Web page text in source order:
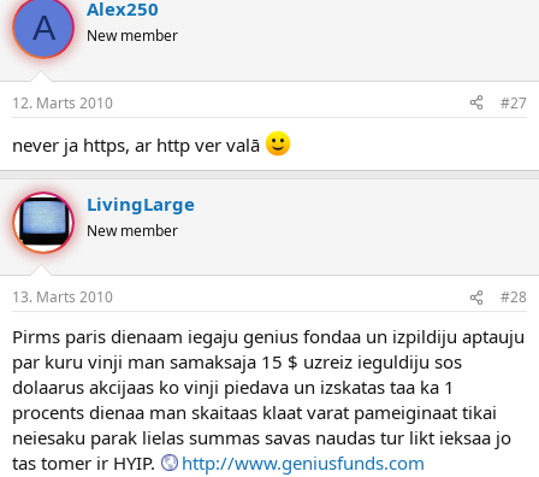
A Alex250
New member
12. Marts 2010 #27
never ja https, ar http ver valā
LivingLarge
New member
13. Marts 2010 #28
Pirms paris dienaam iegaju genius fondaa un izpildiju aptauju
par kuru vinji man samaksaja 15 $ uzreiz ieguldiju sos
dolaarus akcijaas ko vinji piedava un izskatas taa ka 1
procents dienaa man skaitaas klaat varat pameiginaat tikai
neiesaku parak lielas summas savas naudas tur likt ieksaa jo
tas tomer ir HYIP.
http://www.geniusfunds.com